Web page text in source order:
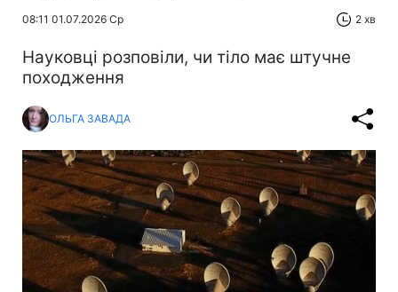
08:11 01.07.2026 Ср 2 хв
Науковці розповіли, чи тіло має штучне
походження
ОЛЬГА ЗАВАДА